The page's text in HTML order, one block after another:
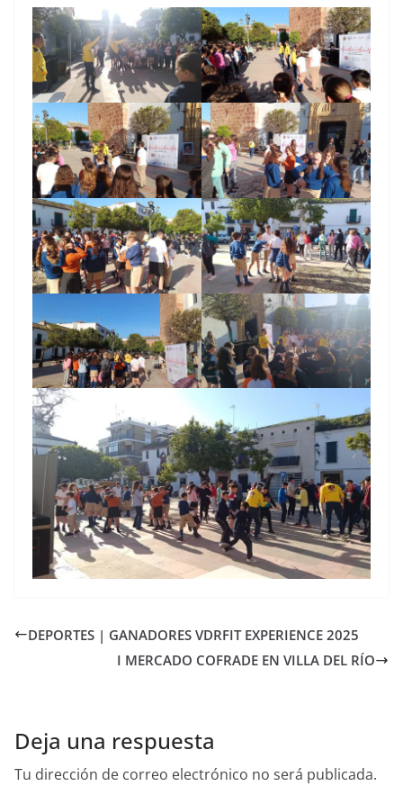
DEPORTES | GANADORES VDRFIT EXPERIENCE 2025
I MERCADO COFRADE EN VILLA DEL RÍO
Deja una respuesta
Tu dirección de correo electrónico no será publicada.